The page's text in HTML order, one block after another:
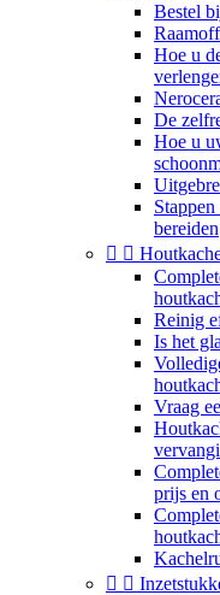
Bestel
Hoe u
De
Hoe u
bereiden
 
Reinig
Is het
Vraag
prijs en
 